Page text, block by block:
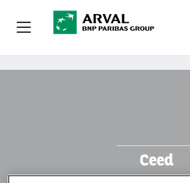
Ceed
Privatleasing
Partnere